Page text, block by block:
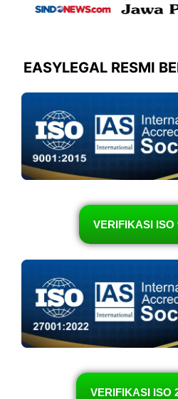
EASYLEGAL RESMI
VERIFIKASI ISO
VERIFIKASI ISO